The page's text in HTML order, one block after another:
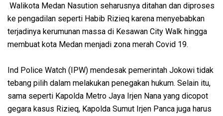
Walikota Medan Nasution seharusnya ditahan dan diproses
ke pengadilan seperti Habib Rizieq karena menyebabkan
terjadinya kerumunan massa di Kesawan City Walk hingga
membuat kota Medan menjadi zona merah Covid 19.
Ind Police Watch (IPW) mendesak pemerintah Jokowi tidak
tebang pilih dalam melakukan penegakan hukum. Selain itu,
sama seperti Kapolda Metro Jaya Irjen Nana yang dicopot
gegara kasus Rizieq, Kapolda Sumut Irjen Panca juga harus